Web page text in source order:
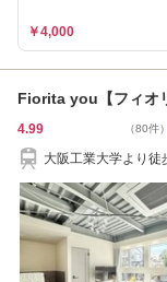
￥4,000
Fiorita you【フィオ
4.99 （80件）
大阪工業大学より